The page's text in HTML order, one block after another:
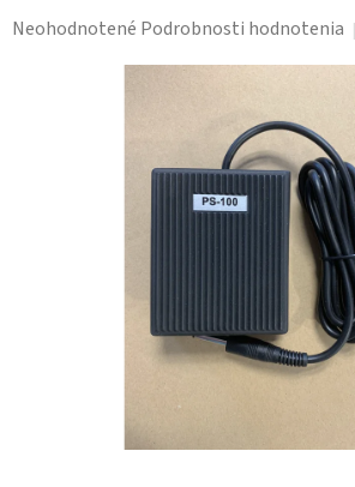
Priemerné
Neohodnotené Podrobnosti hodnotenia